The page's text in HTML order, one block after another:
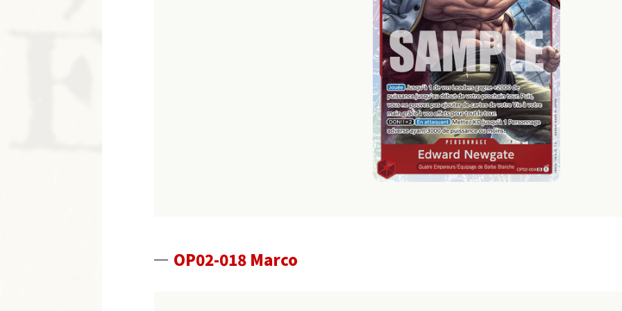
OP02-018 Marco